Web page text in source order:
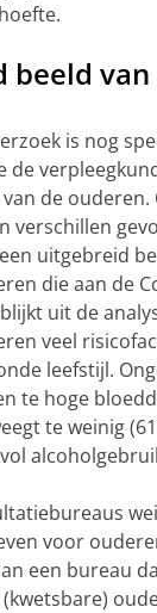
beeld
is nog
de
de
verschillen
uitgebreid
die aan de
uit de
veel
leefstijl.
te hoge
te weinig
voor
een bureau